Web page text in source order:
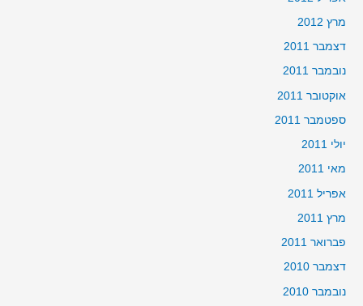
מרץ 2012
דצמבר 2011
נובמבר 2011
אוקטובר 2011
ספטמבר 2011
יולי 2011
מאי 2011
אפריל 2011
מרץ 2011
פברואר 2011
דצמבר 2010
נובמבר 2010